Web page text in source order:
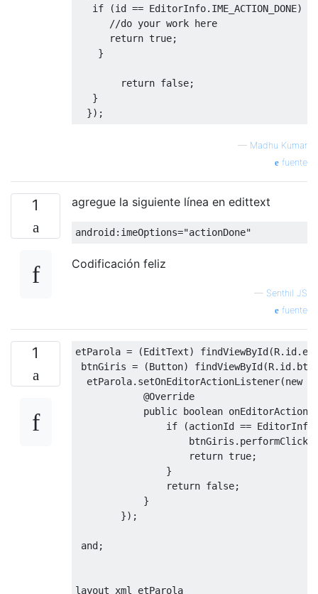
if
(id == EditorInfo. IME_ACTION_DONE)
//do your work here
return true;
}
return false;
}
});
— Madhu Kumar
fuente
1 agregue la siguiente línea en edittext
android: imeOptions="actionDone"
Codificación feliz
— Senthil JS
fuente
1 etParola = (EditText) findViewById(R. id.
btnGiris = (Button) findViewById(R. id.
  etParola
. setOnEditorActionListener(new
@Override
public boolean onEditorAction
if
(actionId == EditorInfo
                    btnGiris
. performClick
return true;
}
return false;
}
});
and;
layout xml etParola